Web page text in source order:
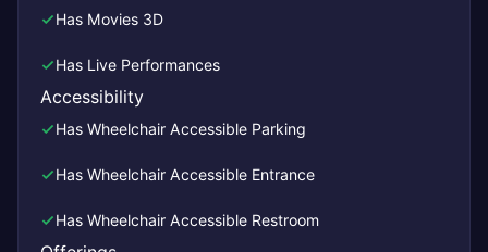
Has Movies 3D
Has Live Performances
Accessibility
Has Wheelchair Accessible Parking
Has Wheelchair Accessible Entrance
Has Wheelchair Accessible Restroom